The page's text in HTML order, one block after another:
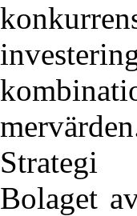
Strategi
Bolaget